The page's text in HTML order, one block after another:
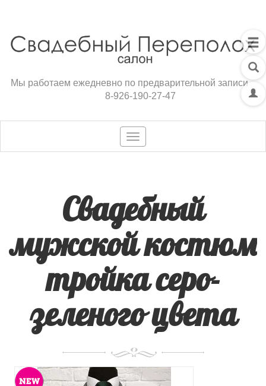
Мы работаем ежедневно по предварительной записи
8-926-190-27-47
Toggle
navigation
Свадебный
мужской костюм
тройка серо-
зеленого цвета